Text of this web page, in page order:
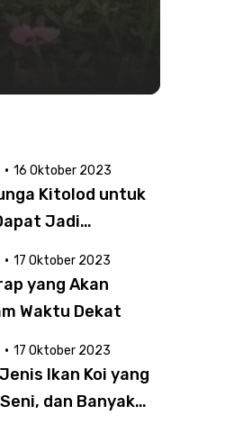
· 16 Oktober 2023
Kitolod untuk
Jadi
· 17 Oktober 2023
yang Akan
Waktu Dekat
· 17 Oktober 2023
Ikan Koi yang
dan Banyak